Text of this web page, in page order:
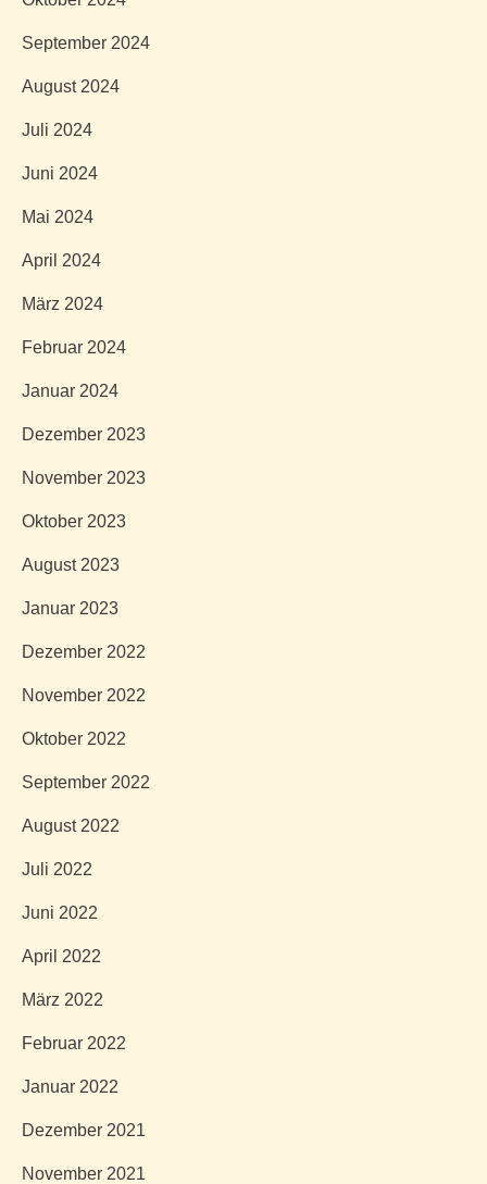
September 2024
August 2024
Juli 2024
Juni 2024
Mai 2024
April 2024
März 2024
Februar 2024
Januar 2024
Dezember 2023
November 2023
Oktober 2023
August 2023
Januar 2023
Dezember 2022
November 2022
Oktober 2022
September 2022
August 2022
Juli 2022
Juni 2022
April 2022
März 2022
Februar 2022
Januar 2022
Dezember 2021
November 2021